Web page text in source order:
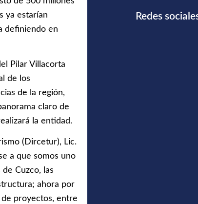
ya estarían
definiendo en
Pilar Villacorta
de los
de la región,
claro de
la entidad.
(Dircetur), Lic.
a que somos uno
Cuzco, las
ahora por
proyectos, entre
Redes